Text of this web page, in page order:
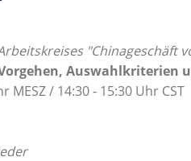
"Chinageschäft
Auswahlkriterien
MESZ / 14:30 - 15:30 Uhr CST